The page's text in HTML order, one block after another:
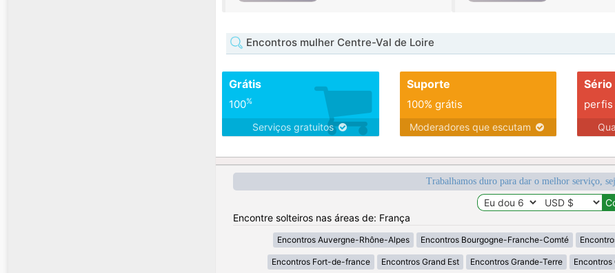
Encontros mulher Centre-Val de Loire
Grátis
100%
Serviços gratuitos
Suporte
100% grátis
Moderadores que escutam
Sério
perfis
Trabalhamos duro para dar o melhor serviço,
Encontre solteiros nas áreas de: França
Encontros Auvergne-Rhône-Alpes Encontros Bourgogne-Franche-Comté
Encontros Fort-de-france Encontros Grand Est Encontros Grande-Terre Encontros